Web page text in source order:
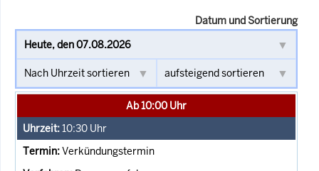
Datum und Sortierung
Ab 10:00 Uhr
10:30 Uhr
Verkündungstermin